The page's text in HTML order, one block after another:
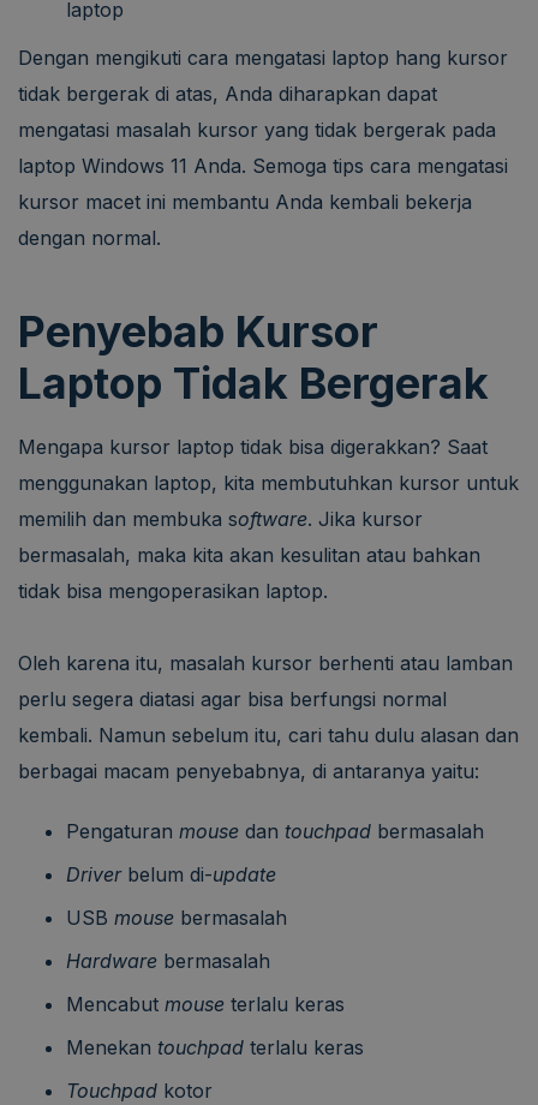
laptop
Dengan mengikuti cara mengatasi laptop hang kursor
tidak bergerak di atas, Anda diharapkan dapat
mengatasi masalah kursor yang tidak bergerak pada
laptop Windows 11 Anda. Semoga tips cara mengatasi
kursor macet ini membantu Anda kembali bekerja
dengan normal.
Penyebab Kursor
Laptop Tidak Bergerak
Mengapa kursor laptop tidak bisa digerakkan? Saat
menggunakan laptop, kita membutuhkan kursor untuk
memilih dan membuka software. Jika kursor
bermasalah, maka kita akan kesulitan atau bahkan
tidak bisa mengoperasikan laptop.
Oleh karena itu, masalah kursor berhenti atau lamban
perlu segera diatasi agar bisa berfungsi normal
kembali. Namun sebelum itu, cari tahu dulu alasan dan
berbagai macam penyebabnya, di antaranya yaitu:
Pengaturan mouse dan touchpad bermasalah
Driver belum di-update
USB mouse bermasalah
Hardware bermasalah
Mencabut mouse terlalu keras
Menekan touchpad terlalu keras
Touchpad kotor